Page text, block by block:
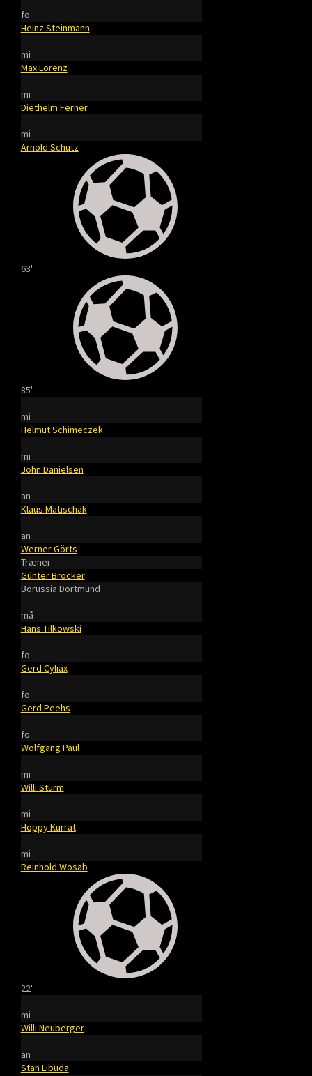
fo
Heinz Steinmann
mi
Max Lorenz
mi
Diethelm Ferner
mi
Arnold Schütz
63'
85'
mi
Helmut Schimeczek
mi
John Danielsen
an
Klaus Matischak
an
Werner Görts
Træner
Günter Brocker
Borussia Dortmund
må
Hans Tilkowski
fo
Gerd Cyliax
fo
Gerd Peehs
fo
Wolfgang Paul
mi
Willi Sturm
mi
Hoppy Kurrat
mi
Reinhold Wosab
22'
mi
Willi Neuberger
an
Stan Libuda